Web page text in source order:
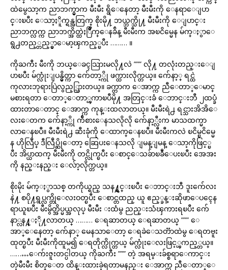
ထဲမွေသာ့က ညာဘက္မွာက မီးမီး ရွိေနေတာ့ မီးမီးကို ေနရာေျပာ
င္းၿပီး ေသာ့ႏိူက္ရန္အတြက္ စိုးမို႔ ဘယ္ဘက္သို႔ မီးမီးကို ေျပာင္း
ညာဘက္လက္က ညာဘက္အိတ္ထဲႏြိဳက္ေနခ်ိန္ မီးမီးက အၿငိမ္မေန မ်က္ႏွာေ
ရွ႕တည့္တည့္မွာေမာ့ၾကည့္ၿပီး ……… ။
ကိုႀကီး မီးကို ဘယ္ေခၚသြားမလို႔လဲ ””” လို႔ တလုံးတည္းေျ
ပာၿပီး မ်က္လုံးျပန္မွိတ္ကာ က်ေတာ့္ကို ဖက္ထားလိုက္တယ္။ က်ေနာ့္ ရင္ထဲ
ကုလားဘုရားပြဲလွည့္သြားတယ္။ ခက္တာက ေအာက္က ညီေတာ္ေမာင္
မစားရတာ ေတာ္ေတာ္ၾကာၿပီမို႔ အတြင္းခံ ေဘာင္းဘီ ၂ထပ္ခံ
ထားတာေတာင္ ေအာက္က ကုန္းထလာတယ္။ မီးမီးရဲ႕ ရင္သားအိအိေ
လးေတက က်ေနာ့္ကို က်ီစားေနသလိုလို က်ေနာ့္လီးက မာသထက္မာ
လာေနၿပီ။ မီးမီးရဲ႕ ဆီးခုံကို ေထာက္ေနၿပီ။ မီးမီးကလဲ ၿငိမ္ၿငိမ္မေ
န ဟိုလြဳပ္ ဒီလြဳပ္ဆိုေတာ့ ဆြေပးေနသလို ျမန္ျမန္ ေသာ့ကိုဖြင့္ၿ
ပီး အိပ္ယာထက္ မီးမီးကို တင္လိုက္ၿပီး ေစာင္ေသခ်ာၿခဳံေပးၿပီး အေအး
ကို နည္းနည္း ေလ်ာ့လိုက္တယ္။
စိုးမိုး မ်က္ႏွာသစ္ တကိုယ္ရည္ သန႔္ရွင္းၿပီး ေဘာင္းဘီ ဒူးက်ေလး
နဲ႔ စပို႔ရွပ္လက္တိုေလးဝတ္ၿပီး ေစာင္တထည္ ယူ ဧည့္ခန္းဆိုဖာေပၚေန
ရာယူၿပီး မီးမွိတ္အိပ္မယ္အလုပ္ မီးမီး းထံမွ ညည္းသံၾကားရၿပီး က်ေ
နာ္လန႔္ႏို႔လာတယ္ ……… ေရဆာတယ္ ေရဆာတယ္ ””” ေ
အာ္ေနေတာ့ က်ေနာ္ မေနသာေတာ့ ေရခဲေသတၱာထဲမွ ေရတဗူး
ထုတ္ၿပီး မီးမီးကိုထူမ၍ ေရတိုက္လိုက္တယ္ မ်က္လုံးေလးဖြင့္ၾကည့္တယ္။
………ေက်းဇူးတင္ပါတယ္ ကိုႀကီး ””” တဲ့ အရမ္းခ်စ္စရာေကာင္း
တဲ့မီးမီး စိတ္ေတ ထိန္းထားခဲ့ရတာမနည္း ေအာက္က ညီေတာ္ေ